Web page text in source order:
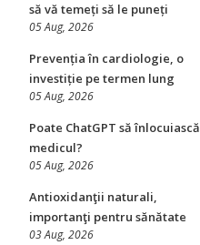
să vă temeți să le puneți
05 Aug, 2026
Prevenția în cardiologie, o
investiție pe termen lung
05 Aug, 2026
Poate ChatGPT să înlocuiască
medicul?
05 Aug, 2026
Antioxidanţii naturali,
importanţi pentru sănătate
03 Aug, 2026